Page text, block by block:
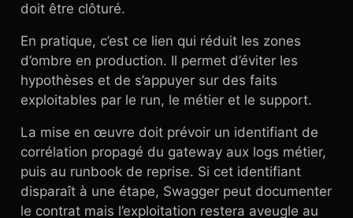
doit être clôturé.
En pratique, c’est ce lien qui réduit les zones
d’ombre en production. Il permet d’éviter les
hypothèses et de s’appuyer sur des faits
exploitables par le run, le métier et le support.
La mise en œuvre doit prévoir un identifiant de
corrélation propagé du gateway aux logs métier,
puis au runbook de reprise. Si cet identifiant
disparaît à une étape, Swagger peut documenter
le contrat mais l’exploitation restera aveugle au